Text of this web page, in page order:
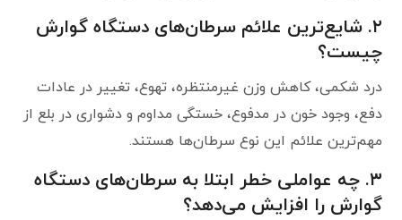
۲. شایع‌ترین علائم سرطان‌های دستگاه گوارش
چیست؟
درد شکمی، کاهش وزن غیرمنتظره، تهوع، تغییر در عادات
دفع، وجود خون در مدفوع، خستگی مداوم و دشواری در بلع از
مهم‌ترین علائم این نوع سرطان‌ها هستند.
۳. چه عواملی خطر ابتلا به سرطان‌های دستگاه
گوارش را افزایش می‌دهد؟